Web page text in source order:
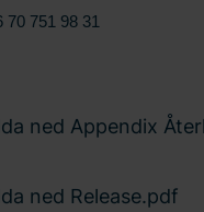
70 751 98 31
ned Appendix
ned Release.pdf